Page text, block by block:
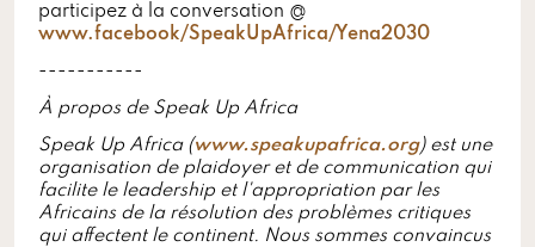
participez à la conversation @
www.facebook/SpeakUpAfrica/Yena2030
-----------
À propos de Speak Up Africa
Speak Up Africa (www.speakupafrica.org) est une
organisation de plaidoyer et de communication qui
facilite le leadership et l'appropriation par les
Africains de la résolution des problèmes critiques
qui affectent le continent. Nous sommes convaincus